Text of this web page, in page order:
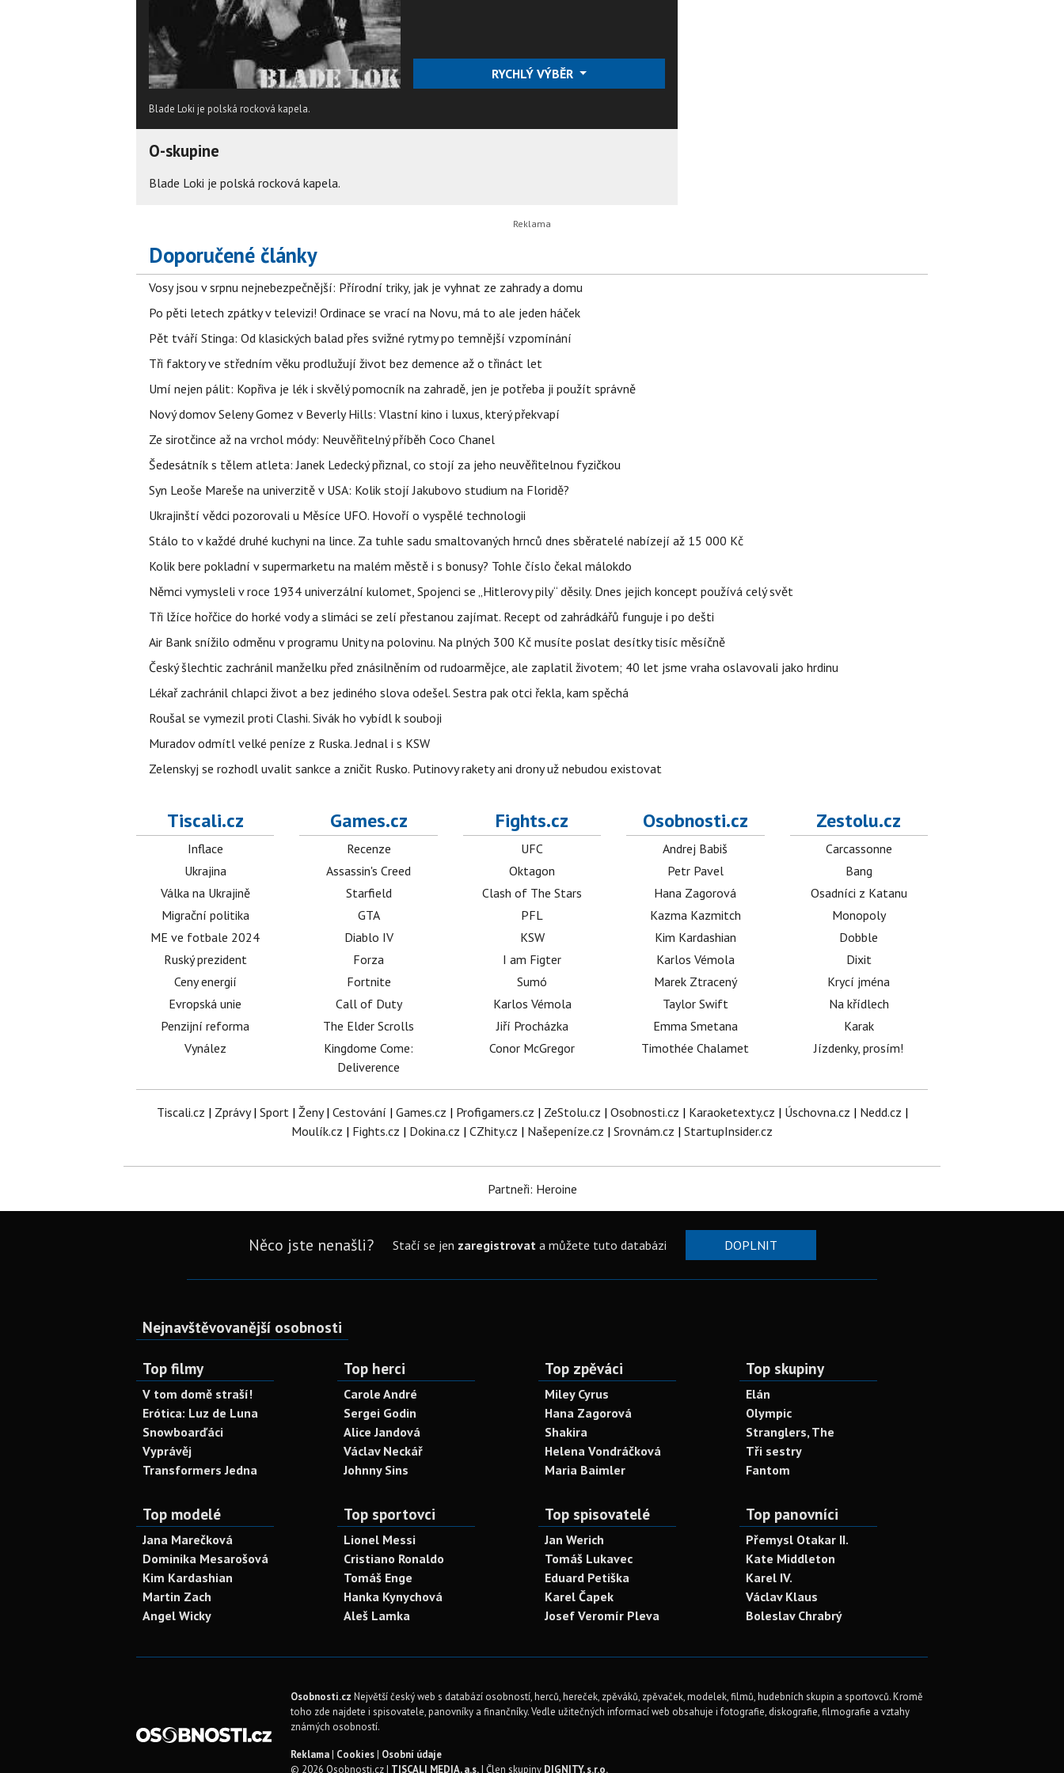
RYCHLÝ VÝBĚR
Blade Loki je polská rocková kapela.
O-skupine
Blade Loki je polská rocková kapela.
Doporučené články
Vosy jsou v srpnu nejnebezpečnější: Přírodní triky, jak je vyhnat ze zahrady a domu
Po pěti letech zpátky v televizi! Ordinace se vrací na Novu, má to ale jeden háček
Pět tváří Stinga: Od klasických balad přes svižné rytmy po temnější vzpomínání
Tři faktory ve středním věku prodlužují život bez demence až o třináct let
Umí nejen pálit: Kopřiva je lék i skvělý pomocník na zahradě, jen je potřeba ji použít správně
Nový domov Seleny Gomez v Beverly Hills: Vlastní kino i luxus, který překvapí
Ze sirotčince až na vrchol módy: Neuvěřitelný příběh Coco Chanel
Šedesátník s tělem atleta: Janek Ledecký přiznal, co stojí za jeho neuvěřitelnou fyzičkou
Syn Leoše Mareše na univerzitě v USA: Kolik stojí Jakubovo studium na Floridě?
Ukrajinští vědci pozorovali u Měsíce UFO. Hovoří o vyspělé technologii
Stálo to v každé druhé kuchyni na lince. Za tuhle sadu smaltovaných hrnců dnes sběratelé nabízejí až 15 000 Kč
Kolik bere pokladní v supermarketu na malém městě i s bonusy? Tohle číslo čekal málokdo
Němci vymysleli v roce 1934 univerzální kulomet, Spojenci se „Hitlerovy pily“ děsily. Dnes jejich koncept používá celý svět
Tři lžíce hořčice do horké vody a slimáci se zelí přestanou zajímat. Recept od zahrádkářů funguje i po dešti
Air Bank snížilo odměnu v programu Unity na polovinu. Na plných 300 Kč musíte poslat desítky tisíc měsíčně
Český šlechtic zachránil manželku před znásilněním od rudoarmějce, ale zaplatil životem; 40 let jsme vraha oslavovali jako hrdinu
Lékař zachránil chlapci život a bez jediného slova odešel. Sestra pak otci řekla, kam spěchá
Roušal se vymezil proti Clashi. Sivák ho vybídl k souboji
Muradov odmítl velké peníze z Ruska. Jednal i s KSW
Zelenskyj se rozhodl uvalit sankce a zničit Rusko. Putinovy rakety ani drony už nebudou existovat
Tiscali.cz
Inflace
Ukrajina
Válka na Ukrajině
Migrační politika
ME ve fotbale 2024
Ruský prezident
Ceny energií
Evropská unie
Penzijní reforma
Vynález
Games.cz
Recenze
Assassin's Creed
Starfield
GTA
Diablo IV
Forza
Fortnite
Call of Duty
The Elder Scrolls
Kingdome Come:
Deliverence
Fights.cz
UFC
Oktagon
Clash of The Stars
PFL
KSW
I am Figter
Sumó
Karlos Vémola
Jiří Procházka
Conor McGregor
Osobnosti.cz
Andrej Babiš
Petr Pavel
Hana Zagorová
Kazma Kazmitch
Kim Kardashian
Karlos Vémola
Marek Ztracený
Taylor Swift
Emma Smetana
Timothée Chalamet
Zestolu.cz
Carcassonne
Bang
Osadníci z Katanu
Monopoly
Dobble
Dixit
Krycí jména
Na křídlech
Karak
Jízdenky, prosím!
Tiscali.cz | Zprávy| Sport| Ženy| Cestování | Games.cz | Profigamers.cz | ZeStolu.cz | Osobnosti.cz | Karaoketexty.cz | Úschovna.cz | Nedd.cz |
Moulík.cz | Fights.cz | Dokina.cz | CZhity.cz | Našepeníze.cz | Srovnám.cz | StartupInsider.cz
Partneři: Heroine
Něco jste nenašli? Stačí se jen zaregistrovata můžete tuto databázi DOPLNIT
Nejnavštěvovanější osobnosti
Top filmy
V tom domě straší!
Erótica: Luz de Luna
Snowboarďáci
Vyprávěj
Transformers Jedna
Top herci
Carole André
Sergei Godin
Alice Jandová
Václav Neckář
Johnny Sins
Top zpěváci
Miley Cyrus
Hana Zagorová
Shakira
Helena Vondráčková
Maria Baimler
Top skupiny
Elán
Olympic
Stranglers, The
Tři sestry
Fantom
Top modelé
Jana Marečková
Dominika Mesarošová
Kim Kardashian
Martin Zach
Angel Wicky
Top sportovci
Lionel Messi
Cristiano Ronaldo
Tomáš Enge
Hanka Kynychová
Aleš Lamka
Top spisovatelé
Jan Werich
Tomáš Lukavec
Eduard Petiška
Karel Čapek
Josef Veromír Pleva
Top panovníci
Přemysl Otakar II.
Kate Middleton
Karel IV.
Václav Klaus
Boleslav Chrabrý
Osobnosti.cz Největší český web s databází osobností, herců, hereček, zpěváků, zpěvaček, modelek, filmů, hudebních skupin a sportovců. Kromě
toho zde najdete i spisovatele, panovníky a finančníky. Vedle užitečných informací web obsahuje i fotografie, diskografie, filmografie a vztahy
známých osobností.
Reklama| Cookies| Osobní údaje
© 2026 Osobnosti.cz | TISCALI MEDIA, a.s.| Člen skupiny DIGNITY, s.r.o.